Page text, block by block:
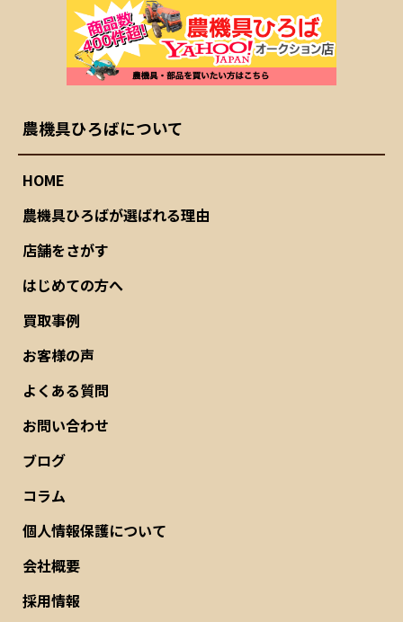
農機具ひろばについて
HOME
農機具ひろばが選ばれる理由
店舗をさがす
はじめての方へ
買取事例
お客様の声
よくある質問
お問い合わせ
ブログ
コラム
個人情報保護について
会社概要
採用情報